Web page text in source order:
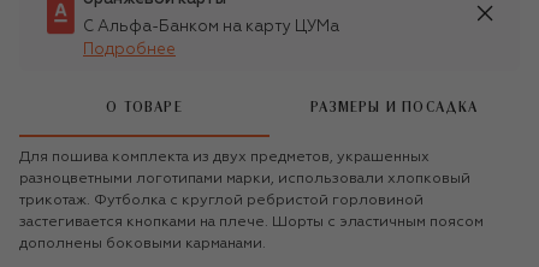
С Альфа-Банком на карту ЦУМа
Подробнее
О ТОВАРЕ РАЗМЕРЫ И ПОСАДКА
Для пошива комплекта из двух предметов, украшенных
разноцветными логотипами марки, использовали хлопковый
трикотаж. Футболка с круглой ребристой горловиной
застегивается кнопками на плече. Шорты с эластичным поясом
дополнены боковыми карманами.